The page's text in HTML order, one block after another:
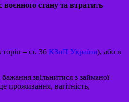
воєнного стану та втратить
– ст. 36 КЗпП України), або в
звільнитися з займаної
проживання, вагітність,